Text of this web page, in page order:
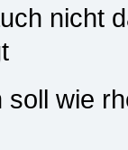
nicht
soll wie